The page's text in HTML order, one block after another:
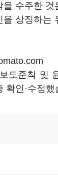
수주한 것
상징하는
도준칙 및
확인·수정했